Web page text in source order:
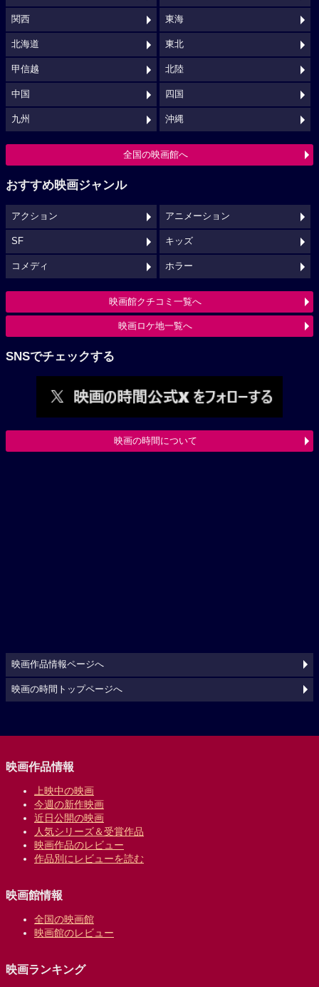
関西 東海
北海道 東北
甲信越 北陸
中国 四国
九州 沖縄
全国の映画館へ
おすすめ映画ジャンル
アクション アニメーション
SF キッズ
コメディ ホラー
映画館クチコミ一覧へ
映画ロケ地一覧へ
SNSでチェックする
映画の時間について
映画作品情報ページへ
映画の時間トップページへ
映画作品情報
上映中の映画
今週の新作映画
近日公開の映画
人気シリーズ＆受賞作品
映画作品のレビュー
作品別にレビューを読む
映画館情報
全国の映画館
映画館のレビュー
映画ランキング